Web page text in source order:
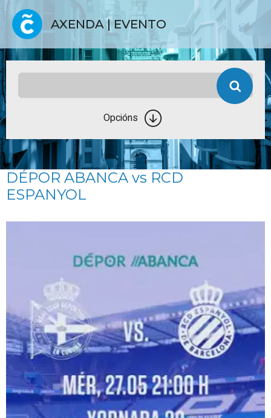
AXENDA | EVENTO
Opcións
DÉPOR ABANCA vs RCD
ESPANYOL